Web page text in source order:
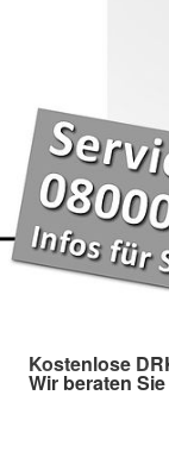
Kostenlose
Wir beraten